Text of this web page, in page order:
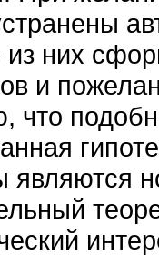
из них
и
что
являются